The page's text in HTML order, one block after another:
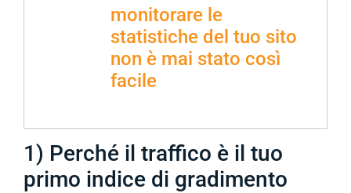
monitorare le
statistiche del tuo sito
non è mai stato così
facile
1) Perché il traffico è il tuo
primo indice di gradimento